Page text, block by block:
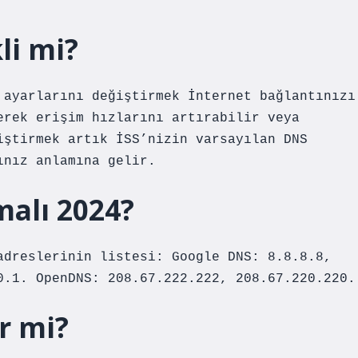
mi?
değiştirmek İnternet bağlantınızı
erişim hızlarını artırabilir veya
artık İSS’nizin varsayılan DNS
anlamına gelir.
2024?
listesi: Google DNS: 8.8.8.8,
208.67.222.222, 208.67.220.220.
mi?